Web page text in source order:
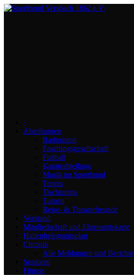
∙
Abteilungen
Badminton
Faschingsgesellschaft
Fußball
Karateabteilung
Musik im Sportbund
Tennis
Tischtennis
Turnen
Reise- & Theaterfreunde
Vorstand
Mitgliedschaft und Ehrenamtskarte
Hallenbelegungsplan
Chronik
Alle Meldungen und Berichte
Senioren
Fitness